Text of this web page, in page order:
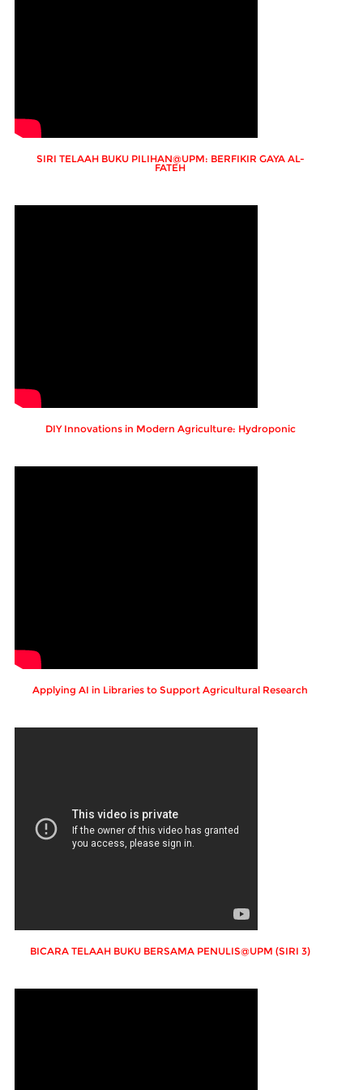
SIRI TELAAH BUKU PILIHAN@UPM: BERFIKIR GAYA AL-
FATEH
DIY Innovations in Modern Agriculture: Hydroponic
Applying AI in Libraries to Support Agricultural Research
BICARA TELAAH BUKU BERSAMA PENULIS@UPM (SIRI 3)